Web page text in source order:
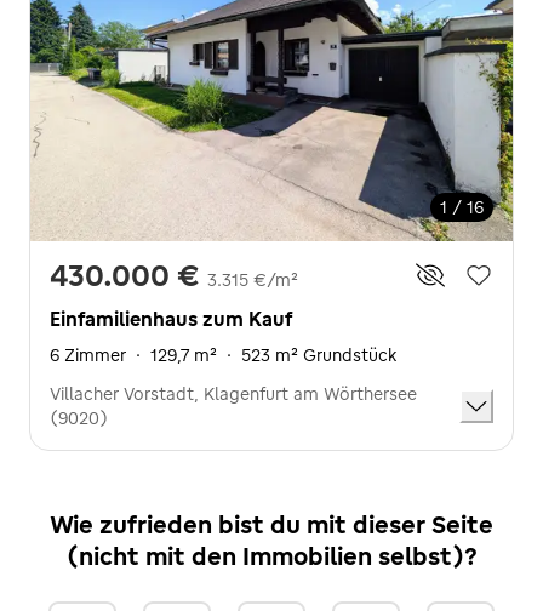
1 / 16
430.000 € 3.315 €/m²
Einfamilienhaus zum Kauf
6 Zimmer · 129,7 m² · 523 m² Grundstück
Villacher Vorstadt, Klagenfurt am Wörthersee
(9020)
Wie zufrieden bist du mit dieser Seite
(nicht mit den Immobilien selbst)?